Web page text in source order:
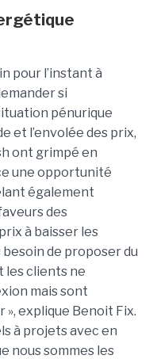
pour l’instant à
si
pénurique
et l’envolée des prix,
ont grimpé en
une opportunité
également
des
à baisser les
besoin de proposer du
les clients ne
mais sont
», explique Benoit Fix.
à projets avec en
nous sommes les